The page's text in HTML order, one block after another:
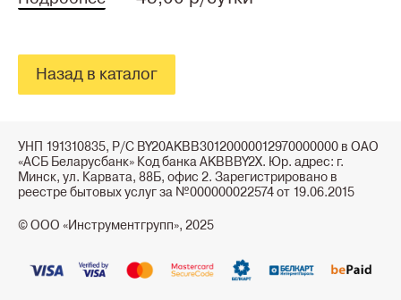
Назад в каталог
УНП 191310835, Р/С BY20AKBB30120000012970000000 в ОАО
«АСБ Беларусбанк» Код банка AKBBBY2X. Юр. адрес: г.
Минск, ул. Карвата, 88Б, офис 2. Зарегистрировано в
реестре бытовых услуг за №000000022574 от 19.06.2015
© ООО «Инструментгрупп», 2025